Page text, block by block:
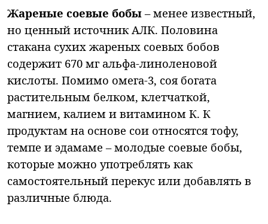
Жареные соевые бобы – менее известный,
но ценный источник АЛК. Половина
стакана сухих жареных соевых бобов
содержит 670 мг альфа-линоленовой
кислоты. Помимо омега-3, соя богата
растительным белком, клетчаткой,
магнием, калием и витамином К. К
продуктам на основе сои относятся тофу,
темпе и эдамаме – молодые соевые бобы,
которые можно употреблять как
самостоятельный перекус или добавлять в
различные блюда.